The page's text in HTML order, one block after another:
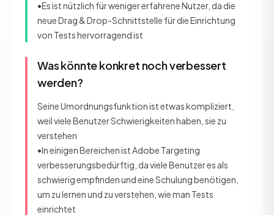
•Es ist nützlich für weniger erfahrene Nutzer, da die
neue Drag & Drop-Schnittstelle für die Einrichtung
von Tests hervorragend ist
Was könnte konkret noch verbessert
werden?
Seine Umordnungsfunktion ist etwas kompliziert,
weil viele Benutzer Schwierigkeiten haben, sie zu
verstehen
•In einigen Bereichen ist Adobe Targeting
verbesserungsbedürftig, da viele Benutzer es als
schwierig empfinden und eine Schulung benötigen,
um zu lernen und zu verstehen, wie man Tests
einrichtet